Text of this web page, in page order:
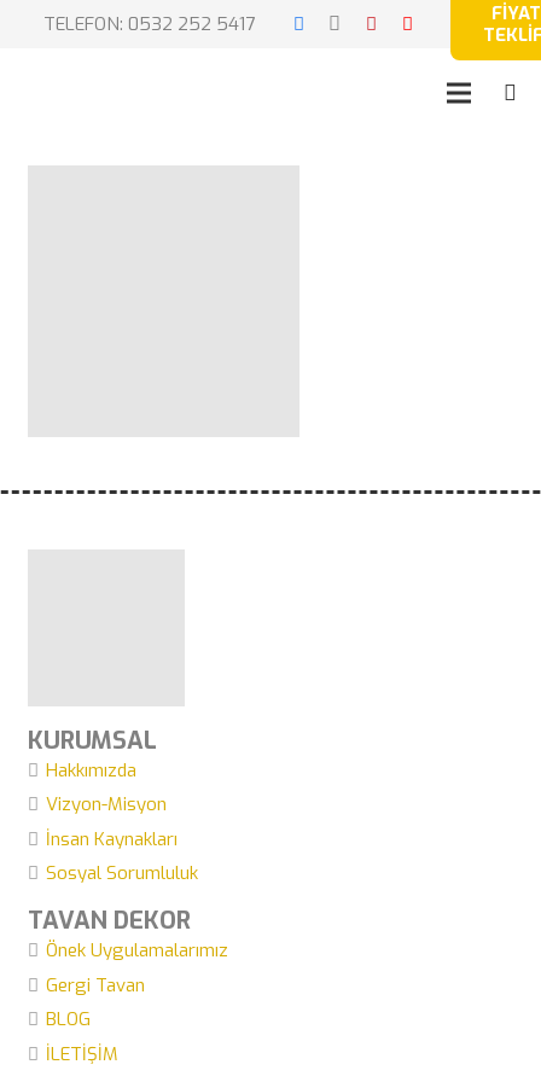
TELEFON: 0532 252 5417
FİYAT
KURUMSAL
Hakkımızda
Vizyon-Misyon
İnsan Kaynakları
Sosyal Sorumluluk
TAVAN DEKOR
Önek Uygulamalarımız
Gergi Tavan
BLOG
İLETİŞİM